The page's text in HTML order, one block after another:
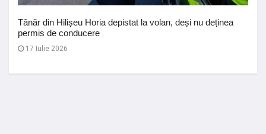
Tânăr din Hilișeu Horia depistat la volan, deși nu deținea
permis de conducere
17 Iulie 2026